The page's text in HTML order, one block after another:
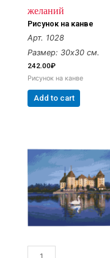
желаний
Рисунок на канве
Арт. 1028
Размер: 30х30 см.
242.00₽
Рисунок на канве
Add to cart